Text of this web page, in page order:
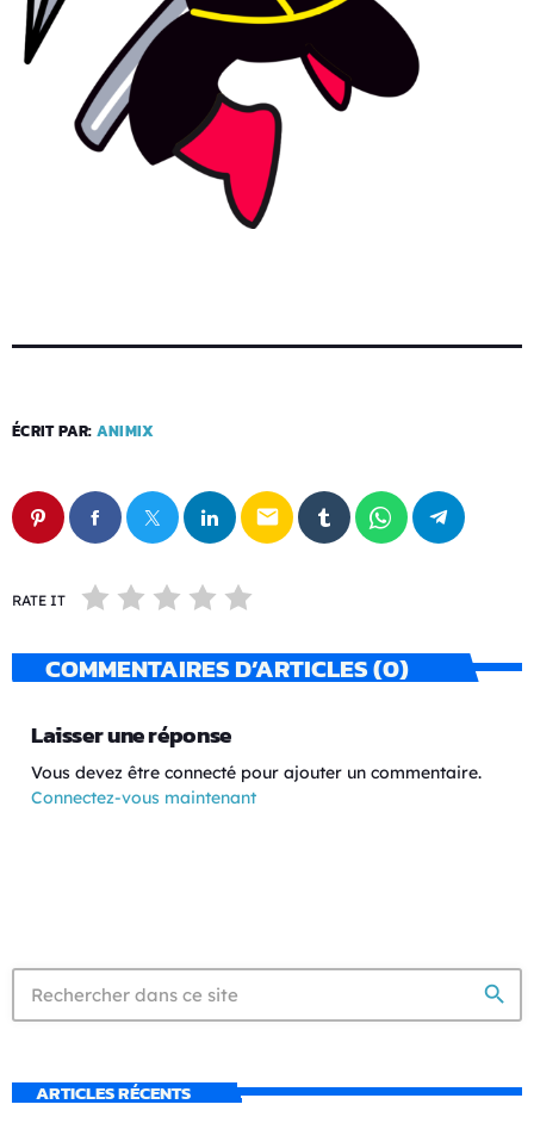
ÉCRIT PAR: ANIMIX
email
RATE IT
COMMENTAIRES D’ARTICLES (0)
Laisser une réponse
Vous devez être connecté pour ajouter un commentaire.
Connectez-vous maintenant
search
ARTICLES RÉCENTS